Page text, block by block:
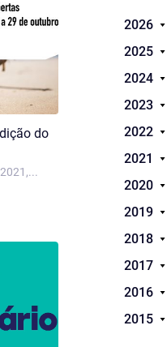
do
2026
2025
2024
2023
2022
2021
2020
2019
2018
2017
2016
2015